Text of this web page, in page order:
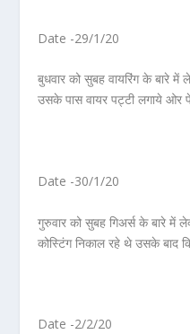
Date -29/1/20
बुधवार को सुबह वायरिंग के बारे
उसके पास वायर पट्टी लगाये ओर
Date -30/1/20
गुरुवार को सुबह गिअर्स के बारे
कोस्टिंग निकाल रहे थे उसके बाद
Date -2/2/20